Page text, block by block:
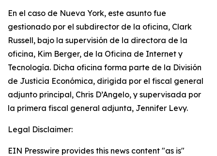
En el caso de Nueva York, este asunto fue
gestionado por el subdirector de la oficina, Clark
Russell, bajo la supervisión de la directora de la
oficina, Kim Berger, de la Oficina de Internet y
Tecnología. Dicha oficina forma parte de la División
de Justicia Económica, dirigida por el fiscal general
adjunto principal, Chris D’Angelo, y supervisada por
la primera fiscal general adjunta, Jennifer Levy.
Legal Disclaimer:
EIN Presswire provides this news content "as is"